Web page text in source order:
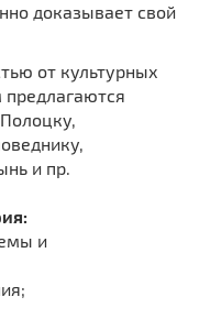
доказывает свой
от культурных
и пр.
и